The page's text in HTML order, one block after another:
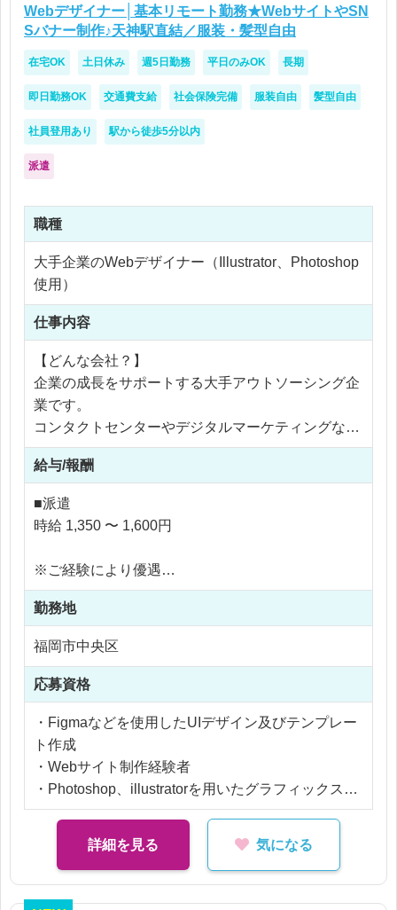
Webデザイナー│基本リモート勤務★WebサイトやSN
Sバナー制作♪天神駅直結／服装・髪型自由
在宅OK 土日休み 週5日勤務 平日のみOK 長期
即日勤務OK 交通費支給 社会保険完備 服装自由 髪型自由
社員登用あり 駅から徒歩5分以内
派遣
職種
大手企業のWebデザイナー（Illustrator、Photoshop
使用）
仕事内容
【どんな会社？】
企業の成長をサポートする大手アウトソーシング企
業です。
コンタクトセンターやデジタルマーケティングなど
幅広い分野で活躍でき、スキルアップのチャンスも
豊富。
国内外に拠点を持ち、安定した環境で長く働けるの
も魅力です。
【業務内容】
Webサイトの新規開発・運用・更新業務、LINE、S
NSアカウントの運用・更新業務においてのデザイ
ンディレクション、デザイン制作業務に従事いただ
きます。
・Webコンテンツのビジュアル・グラフィックデザ
イン
・スマホアプリ、WebサービスのUIデザイン
・SNS広告・投稿バナーなどのデザイン
企画提案から構築、運用、効果測定までワンストッ
き、自身の成長に直結するのが魅力です。
基本リモート勤務で、月2~4回ほど出社いただく環
給与/報酬
■派遣
時給 1,350 〜 1,600円
※ご経験により優遇
※交通費支給
※残業なし
勤務地
福岡市中央区
応募資格
・Figmaなどを使用したUIデザイン及びテンプレー
ト作成
・Webサイト制作経験者
・Photoshop、illustratorを用いたグラフィックスキ
ル
詳細を見る 気になる